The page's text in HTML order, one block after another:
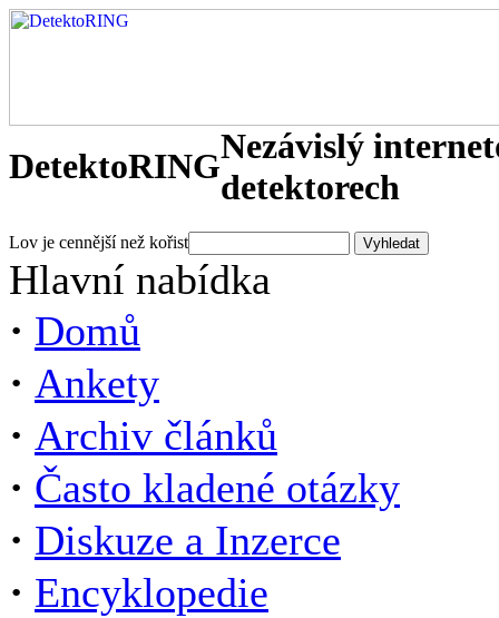
DetektoRINGNezávislý
detektorech
Lov je cennější než kořist
Hlavní nabídka
· Domů
· Ankety
· Archiv článků
· Často kladené otázky
· Diskuze a Inzerce
· Encyklopedie